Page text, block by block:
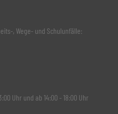
, Wege- und Schulunfälle:
Uhr und ab 14:00 - 18:00 Uhr